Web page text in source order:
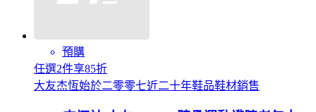
預購
任選2件享85折
大友杰恆始於二零零七近二十年鞋品鞋材銷售